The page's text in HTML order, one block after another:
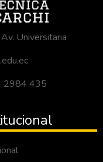
Universitaria
2984 435